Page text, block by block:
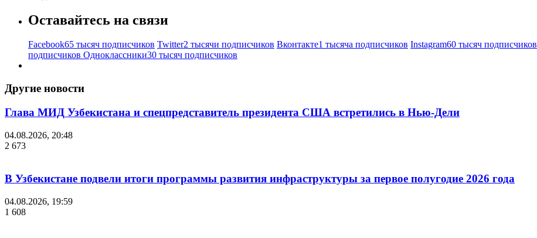
Оставайтесь на связи
Facebook65 тысяч подписчиков Twitter2 тысячи подписчиков Вконтакте1 тысяча подписчиков Instagram60 тысяч подписчиков
подписчиков Одноклассники30 тысяч подписчиков
Другие новости
Глава МИД Узбекистана и спецпредставитель президента США встретились в Нью-Дели
04.08.2026, 20:48
2 673
В Узбекистане подвели итоги программы развития инфраструктуры за первое полугодие 2026 года
04.08.2026, 19:59
1 608